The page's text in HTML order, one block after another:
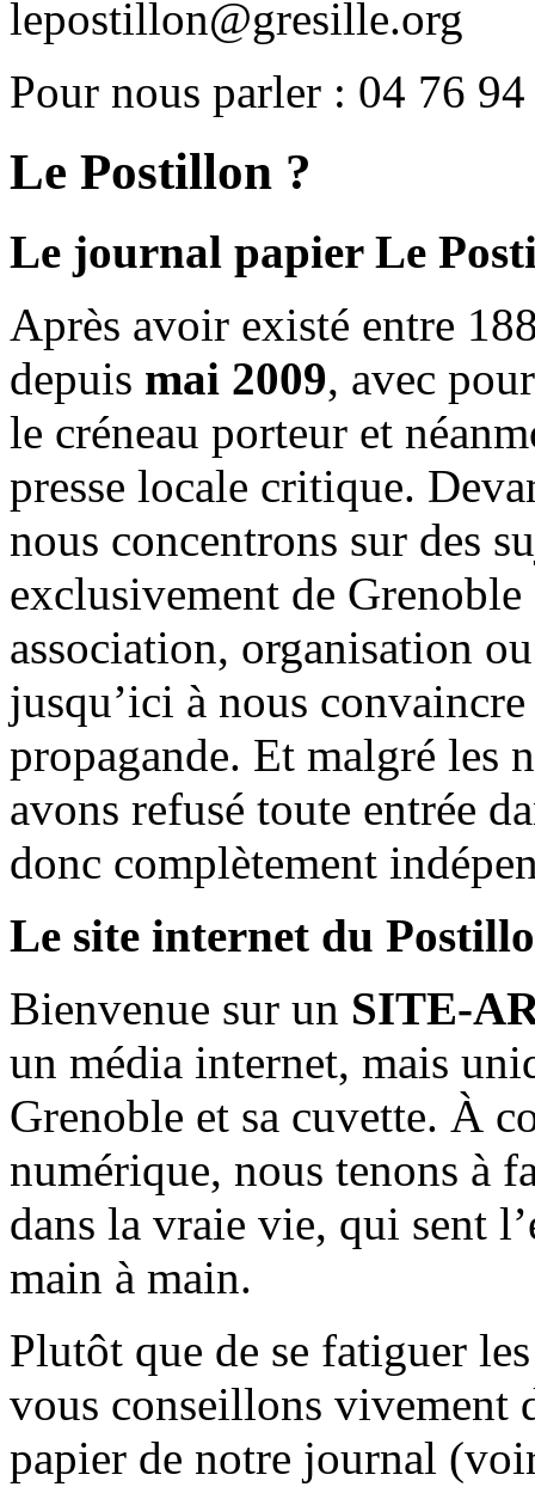
lepostillon@gresille.org
Pour nous parler : 04 76
Le Postillon ?
Le journal papier Le
Après avoir existé entre
depuis mai 2009, avec
le créneau porteur et
presse locale critique.
nous concentrons sur des
exclusivement de
association, organisation
jusqu’ici à nous
propagande. Et malgré les
avons refusé toute entrée
donc complètement
Le site internet du
Bienvenue sur un SITE-
un média internet, mais
Grenoble et sa cuvette. À
numérique, nous tenons à
dans la vraie vie, qui sent
main à main.
Plutôt que de se fatiguer
vous conseillons vivement
papier de notre journal